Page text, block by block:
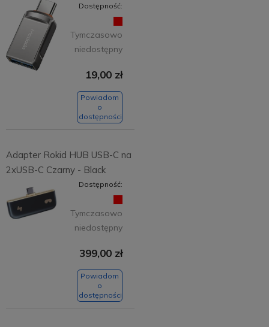
Dostępność:
Tymczasowo
niedostępny
19,00 zł
Powiadom
o
dostępności
Adapter Rokid HUB USB-C na
2xUSB-C Czarny - Black
Dostępność:
Tymczasowo
niedostępny
399,00 zł
Powiadom
o
dostępności